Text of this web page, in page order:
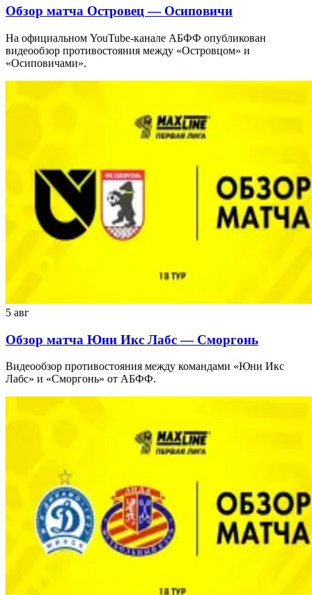
Обзор матча Островец — Осиповичи
На официальном YouTube-канале АБФФ опубликован
видеообзор противостояния между «Островцом» и
«Осиповичами».
5 авг
Обзор матча Юни Икс Лабс — Сморгонь
Видеообзор противостояния между командами «Юни Икс
Лабс» и «Сморгонь» от АБФФ.